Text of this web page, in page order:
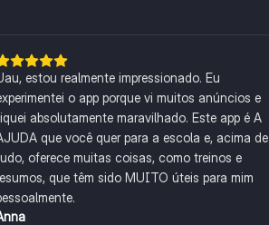
estou realmente impressionado. Eu
o app porque vi muitos anúncios e
absolutamente maravilhado. Este app é A
que você quer para a escola e, acima de
oferece muitas coisas, como treinos e
que têm sido MUITO úteis para mim